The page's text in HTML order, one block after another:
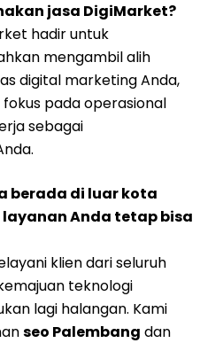
jasa DigiMarket?
hadir untuk
mengambil alih
digital marketing Anda,
pada operasional
sebagai
berada di luar kota
Anda tetap bisa
klien dari seluruh
teknologi
lagi halangan. Kami
seo Palembang dan